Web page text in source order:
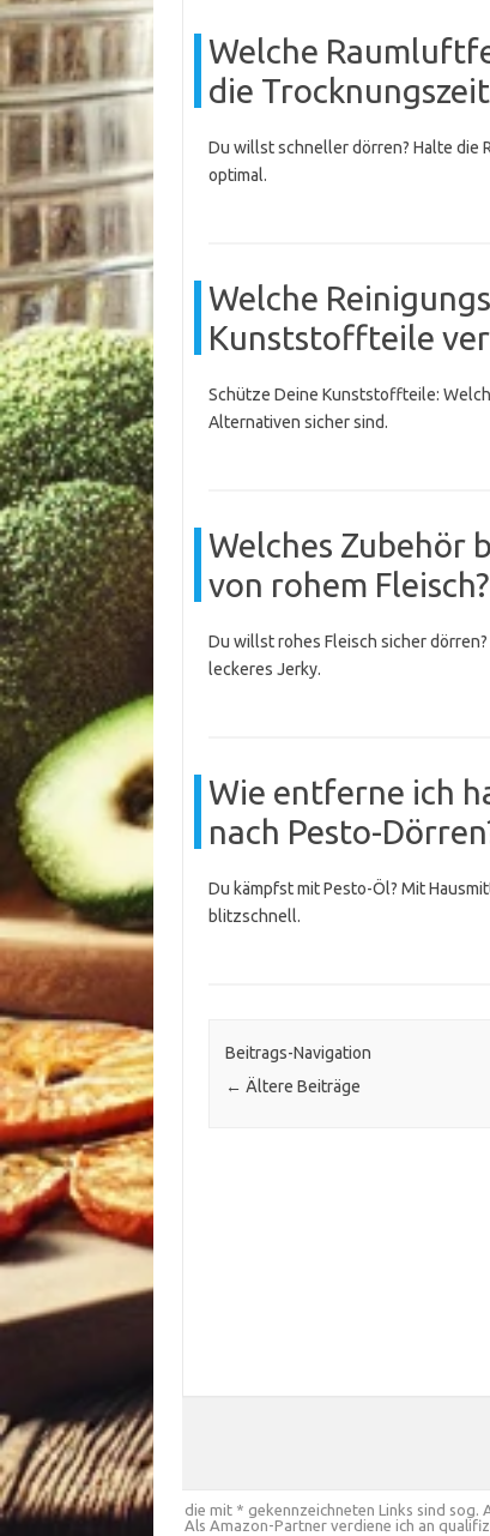
Welche
die
Du willst schneller dörren? Halte die
optimal.
Welche
Kunststoffteile
Schütze Deine Kunststoffteile:
Alternativen sicher sind.
Welches Zubehör
von rohem Fleisch?
Du willst rohes Fleisch sicher
leckeres Jerky.
Wie entferne ich
nach Pesto-
Du kämpfst mit Pesto-Öl? Mit
blitzschnell.
Beitrags-Navigation
← Ältere Beiträge
die mit * gekennzeichneten Links sind sog.
Als Amazon-Partner verdiene ich an